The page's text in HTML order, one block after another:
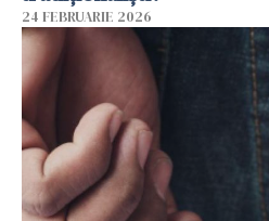
24 FEBRUARIE 2026